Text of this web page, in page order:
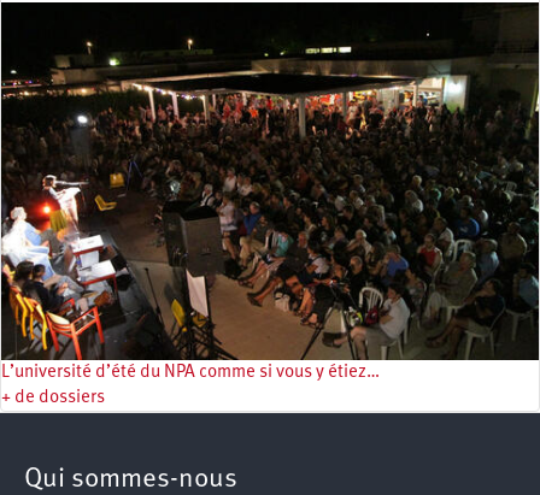
L’université d’été du NPA comme si vous y étiez…
+ de dossiers
Qui sommes-nous